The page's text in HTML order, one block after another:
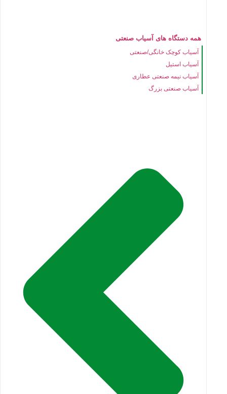
همه دستگاه های آسیاب صنعتی
آسیاب کوچک خانگی/صنعتی
آسیاب استیل
آسیاب نیمه صنعتی عطاری
آسیاب صنعتی بزرگ